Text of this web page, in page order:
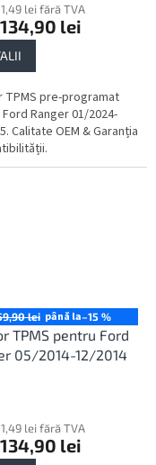
lei fără TVA
134,90 lei
TPMS pre-programat
Ranger 01/2024-
Calitate OEM & Garanția
lei până la–15 %
TPMS pentru Ford
05/2014-12/2014
lei fără TVA
134,90 lei